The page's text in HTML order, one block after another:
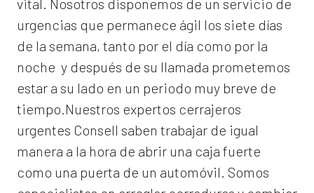
vital. Nosotros disponemos de un servicio de
urgencias que permanece ágil los siete días
de la semana, tanto por el día como por la
noche y después de su llamada prometemos
estar a su lado en un periodo muy breve de
tiempo.Nuestros expertos cerrajeros
urgentes Consell saben trabajar de igual
manera a la hora de abrir una caja fuerte
como una puerta de un automóvil. Somos